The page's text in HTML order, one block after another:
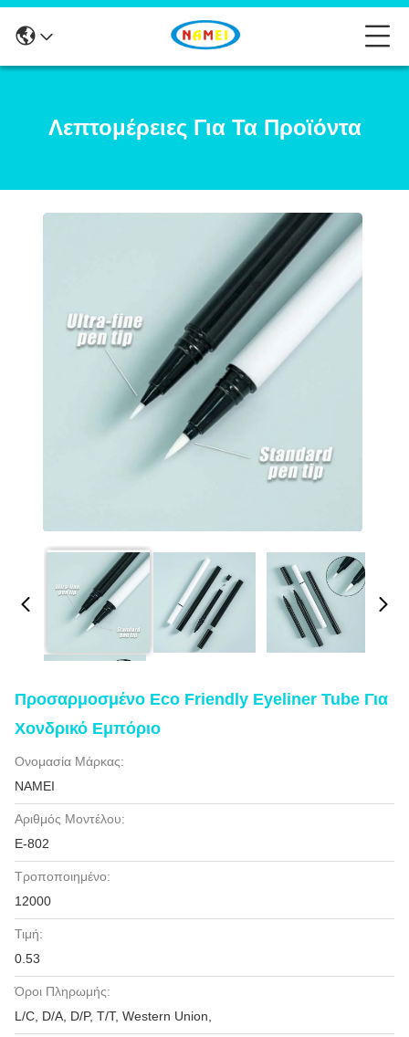
Λεπτομέρειες Για Τα Προϊόντα
Προσαρμοσμένο Eco Friendly Eyeliner Tube Για
Χονδρικό Εμπόριο
Ονομασία Μάρκας:
NAMEI
Αριθμός Μοντέλου:
Ε-802
Τροποποιημένο:
12000
Τιμή:
0.53
Όροι Πληρωμής:
L/C, D/A, D/P, T/T, Western Union,